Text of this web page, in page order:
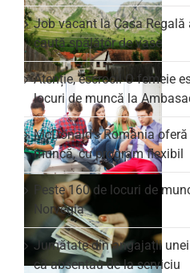
Job vacant la Casa
caută spălător de vase
Atenție, escroci! O femeie
locuri de muncă la
McDonald’s România
muncă, cu program flexibil
Peste 160 de locuri de
Norvegia
Jumătate din angajații
că absentau de la serviciu